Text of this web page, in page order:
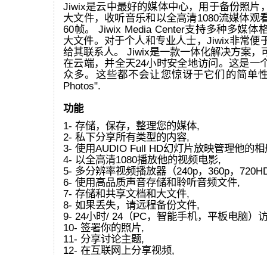
Jiwix是云中最好的媒体中心，用于备份照片
大文件，收听音乐和以全高清1080流媒体观
60帧。 Jiwix Media Center支持多种多媒体
大文件。对于个人和专业人士，Jiwix非常便
给其联系人。 Jiwix是一款一体化解决方案，
在云端，并全天24小时安全地访问。这是一
众多。这些都不会让您惊讶于它们的简单
Photos".
功能
1- 存储，保存，整理您的媒体,
2- 私下分享所有类型的内容,
3- 使用AUDIO Full HD幻灯片放映管理他的相
4- 以全高清1080播放他的视频电影,
5- 多分辨率视频播放器（240p，360p，
6- 使用高品质声音存储和聆听音频文件,
7- 存储和共享文档和大文件,
8- 如果丢失，请远程备份文件,
9- 24小时/ 24（PC，智能手机，平板电脑）
10- 签署你的照片,
11- 分享讨论主题,
12- 在互联网上分享视频,